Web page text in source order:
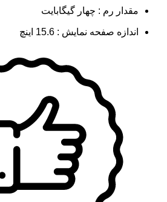
مقدار رم : چهار گیگابایت
اندازه صفحه نمایش : 15.6 اینچ